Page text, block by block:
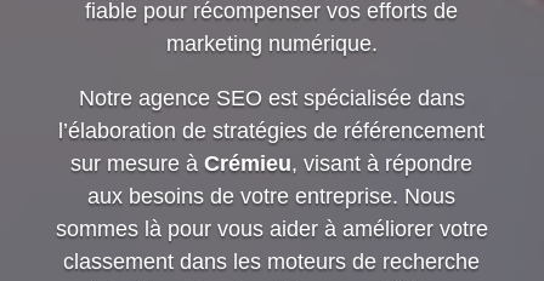
fiable pour récompenser vos efforts de
marketing numérique.
Notre agence SEO est spécialisée dans
l’élaboration de stratégies de référencement
sur mesure àCrémieu, visant à répondre
aux besoins de votre entreprise. Nous
sommes là pour vous aider à améliorer votre
classement dans les moteurs de recherche